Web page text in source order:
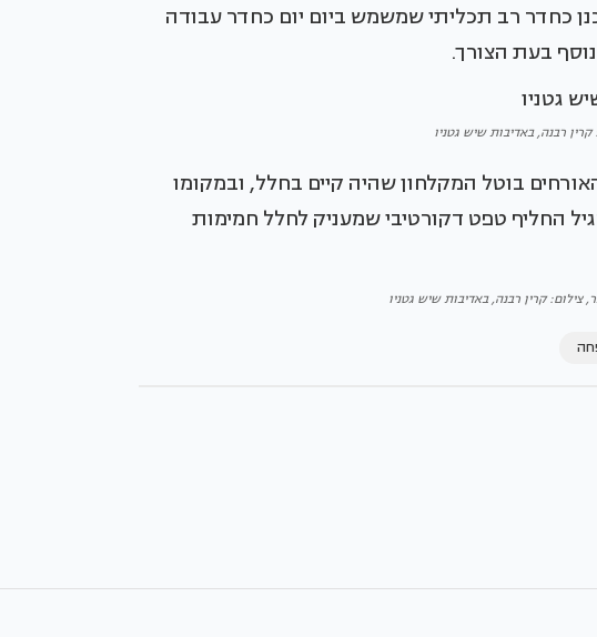
רב תכליתי שמשמש ביום יום כחדר עבודה
בעת הצורך.
רבנה, באדיבות שיש גטניו
בוטל המקלחון שהיה קיים בחלל, ובמקומו
החליף טפט דקורטיבי שמעניק לחלל חמימות
צילום: קרין רבנה, באדיבות שיש גטניו